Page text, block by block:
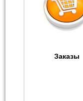
Заказы